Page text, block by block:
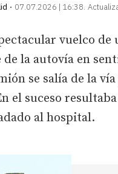
07.07.2026 | 16:38
vuelco de
de la autovía en
se salía de la
el suceso
al hospital.